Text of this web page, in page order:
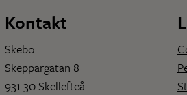
Kontakt
Skebo
Skeppargatan 8
931 30 Skellefteå